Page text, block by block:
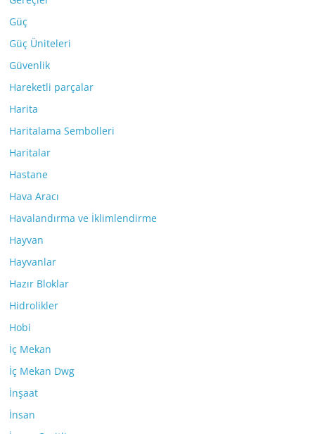
Güç
Güç Üniteleri
Güvenlik
Hareketli parçalar
Harita
Haritalama Sembolleri
Haritalar
Hastane
Hava Aracı
Havalandırma ve İklimlendirme
Hayvan
Hayvanlar
Hazır Bloklar
Hidrolikler
Hobi
İç Mekan
İç Mekan Dwg
İnşaat
İnsan